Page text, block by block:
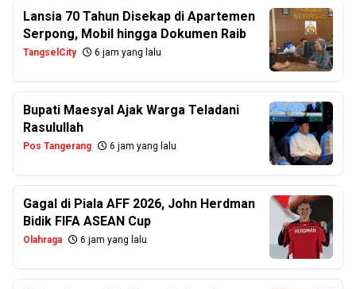
Lansia 70 Tahun Disekap di Apartemen
Serpong, Mobil hingga Dokumen Raib
TangselCity 6 jam yang lalu
Bupati Maesyal Ajak Warga Teladani
Rasulullah
Pos Tangerang 6 jam yang lalu
Gagal di Piala AFF 2026, John Herdman
Bidik FIFA ASEAN Cup
Olahraga 6 jam yang lalu